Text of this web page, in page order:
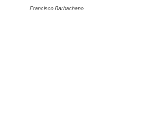
Francisco Barbachano